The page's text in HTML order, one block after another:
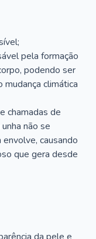
pela formação
podendo ser
climática
chamadas de
não se
causando
que gera desde